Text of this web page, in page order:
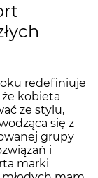
redefiniuje
kobieta
ze stylu,
się z
grupy
i
marki